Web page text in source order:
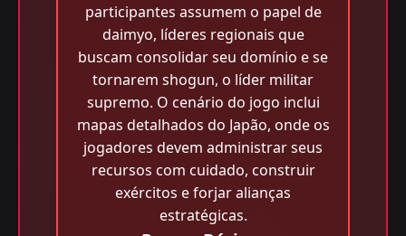
participantes assumem o papel de
daimyo, líderes regionais que
buscam consolidar seu domínio e se
tornarem shogun, o líder militar
supremo. O cenário do jogo inclui
mapas detalhados do Japão, onde os
jogadores devem administrar seus
recursos com cuidado, construir
exércitos e forjar alianças
estratégicas.